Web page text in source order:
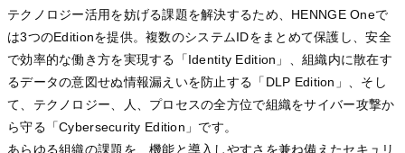
テクノロジー活用を妨げる課題を解決するため、HENNGE Oneで
は3つのEditionを提供。複数のシステムIDをまとめて保護し、安全
で効率的な働き方を実現する「Identity Edition」、組織内に散在す
るデータの意図せぬ情報漏えいを防止する「DLP Edition」、そし
て、テクノロジー、人、プロセスの全方位で組織をサイバー攻撃か
ら守る「Cybersecurity Edition」です。
あらゆる組織の課題を、機能と導入しやすさを兼ね備えたセキュリ